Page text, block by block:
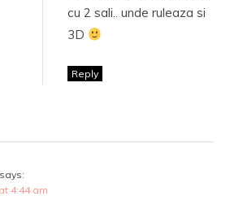
cu 2 sali.. unde ruleaza si
3D
Reply
says:
4:44 am